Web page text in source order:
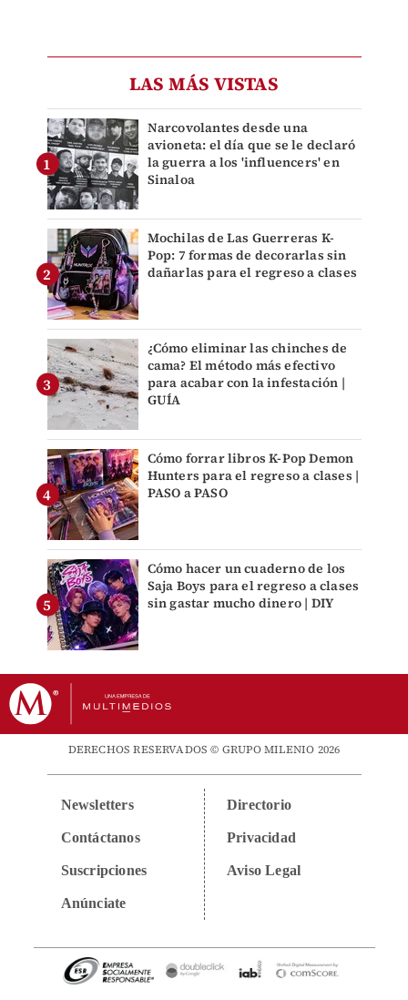
LAS MÁS VISTAS
Narcovolantes desde una
avioneta: el día que se le declaró
la guerra a los 'influencers' en
Sinaloa
Mochilas de Las Guerreras K-
Pop: 7 formas de decorarlas sin
dañarlas para el regreso a clases
¿Cómo eliminar las chinches de
cama? El método más efectivo
para acabar con la infestación |
GUÍA
Cómo forrar libros K-Pop Demon
Hunters para el regreso a clases |
PASO a PASO
Cómo hacer un cuaderno de los
Saja Boys para el regreso a clases
sin gastar mucho dinero | DIY
DERECHOS RESERVADOS © GRUPO MILENIO 2026
Newsletters
Contáctanos
Suscripciones
Anúnciate
Directorio
Privacidad
Aviso Legal